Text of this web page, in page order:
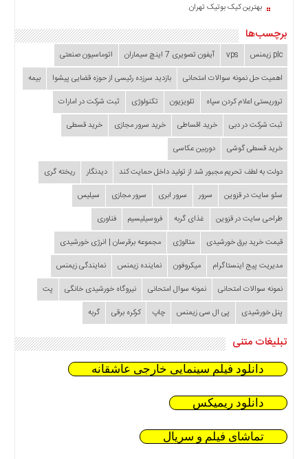
بهترین کیک بوتیک تهران
برچسب‌ها
plc زیمنس vps آیفون تصویری 7 اینچ سیماران
اتوماسیون صنعتی
اهمیت حل نمونه سوالات امتحانی
بازدید سرزده‌ رئیسی از حوزه قضایی ‌پیشوا
بیمه
تروریستی اعلام کردن سپاه
تلویزیون تکنولوژی
ثبت شرکت در امارات
ثبت شرکت در دبی
خرید اقساطی خرید سرور مجازی
خرید قسطی
خرید قسطی گوشی
دوربین عکاسی
دولت به لطف تحریم مجبور شد از تولید داخل حمایت کند
دیدنگار
ریخته گری
سئو سایت در قزوین
سرور سرور ابری سرور مجازی
سیلیس
طراحی سایت در قزوین
غذای گربه فروسیلیسیم
فناوری
قیمت خرید برق خورشیدی
متالوژی
مجموعه برقرسان | انرژی خورشیدی
مدیریت پیج اینستاگرام
میکروفون نماینده زیمنس
نمایندگی زیمنس
نمونه سوالات امتحانی
نمونه سوال امتحانی نیروگاه خورشیدی خانگی
پت
پنل خورشیدی
پی ال سی زیمنس چاپ کرکره برقی گربه
تبلیغات متنی
دانلود فیلم سینمایی خارجی عاشقانه
دانلود ریمیکس
تماشای فیلم و سریال